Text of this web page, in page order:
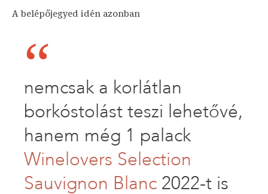
A belépőjegyed idén azonban
nemcsak a korlátlan
borkóstolást teszi lehetővé,
hanem még 1 palack
Winelovers Selection
Sauvignon Blanc 2022-t is